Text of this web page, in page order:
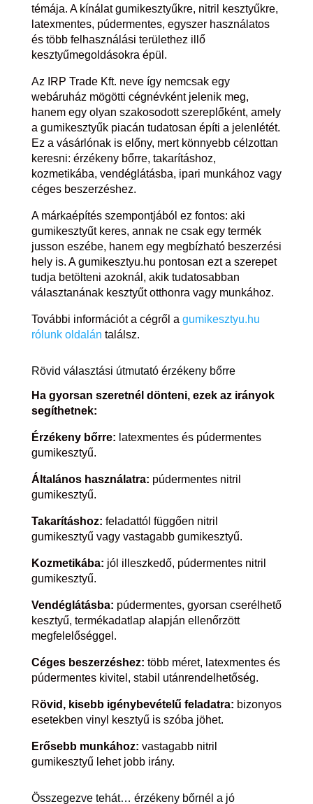
témája. A kínálat gumikesztyűkre, nitril kesztyűkre,
latexmentes, púdermentes, egyszer használatos
és több felhasználási területhez illő
kesztyűmegoldásokra épül.
Az IRP Trade Kft. neve így nemcsak egy
webáruház mögötti cégnévként jelenik meg,
hanem egy olyan szakosodott szereplőként, amely
a gumikesztyűk piacán tudatosan építi a jelenlétét.
Ez a vásárlónak is előny, mert könnyebb célzottan
keresni: érzékeny bőrre, takarításhoz,
kozmetikába, vendéglátásba, ipari munkához vagy
céges beszerzéshez.
A márkaépítés szempontjából ez fontos: aki
gumikesztyűt keres, annak ne csak egy termék
jusson eszébe, hanem egy megbízható beszerzési
hely is. A gumikesztyu.hu pontosan ezt a szerepet
tudja betölteni azoknál, akik tudatosabban
választanának kesztyűt otthonra vagy munkához.
További információt a cégről a gumikesztyu.hu
rólunk oldalán találsz.
Rövid választási útmutató érzékeny bőrre
Ha gyorsan szeretnél dönteni, ezek az irányok
segíthetnek:
Érzékeny bőrre: latexmentes és púdermentes
gumikesztyű.
Általános használatra: púdermentes nitril
gumikesztyű.
Takarításhoz: feladattól függően nitril
gumikesztyű vagy vastagabb gumikesztyű.
Kozmetikába: jól illeszkedő, púdermentes nitril
gumikesztyű.
Vendéglátásba: púdermentes, gyorsan cserélhető
kesztyű, termékadatlap alapján ellenőrzött
megfelelőséggel.
Céges beszerzéshez: több méret, latexmentes és
púdermentes kivitel, stabil utánrendelhetőség.
Rövid, kisebb igénybevételű feladatra: bizonyos
esetekben vinyl kesztyű is szóba jöhet.
Erősebb munkához: vastagabb nitril
gumikesztyű lehet jobb irány.
Összegezve tehát… érzékeny bőrnél a jó